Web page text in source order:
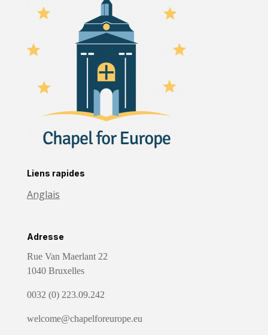
Liens rapides
Anglais
Adresse
Rue Van Maerlant 22
1040 Bruxelles
0032 (0) 223.09.242
welcome@chapelforeurope.eu